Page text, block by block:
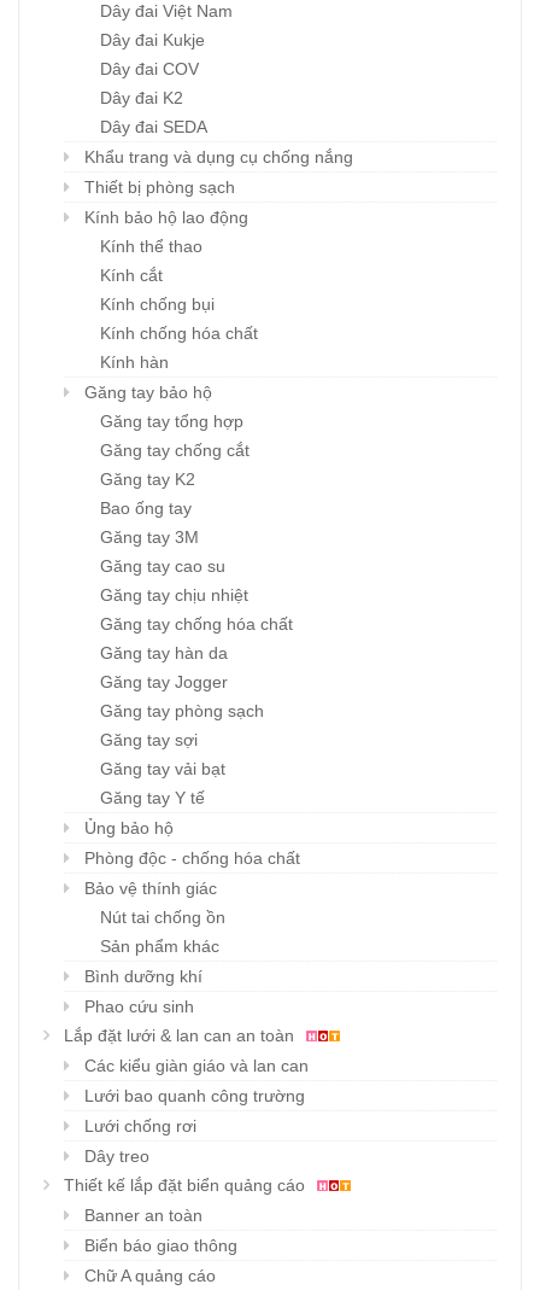
Dây đai Việt Nam
Dây đai Kukje
Dây đai COV
Dây đai K2
Dây đai SEDA
Khẩu trang và dụng cụ chống nắng
Thiết bị phòng sạch
Kính bảo hộ lao động
Kính thể thao
Kính cắt
Kính chống bụi
Kính chống hóa chất
Kính hàn
Găng tay bảo hộ
Găng tay tổng hợp
Găng tay chống cắt
Găng tay K2
Bao ống tay
Găng tay 3M
Găng tay cao su
Găng tay chịu nhiệt
Găng tay chống hóa chất
Găng tay hàn da
Găng tay Jogger
Găng tay phòng sạch
Găng tay sợi
Găng tay vải bạt
Găng tay Y tế
Ủng bảo hộ
Phòng độc - chống hóa chất
Bảo vệ thính giác
Nút tai chống ồn
Sản phẩm khác
Bình dưỡng khí
Phao cứu sinh
Lắp đặt lưới & lan can an toàn
Các kiểu giàn giáo và lan can
Lưới bao quanh công trường
Lưới chống rơi
Dây treo
Thiết kế lắp đặt biển quảng cáo
Banner an toàn
Biển báo giao thông
Chữ A quảng cáo